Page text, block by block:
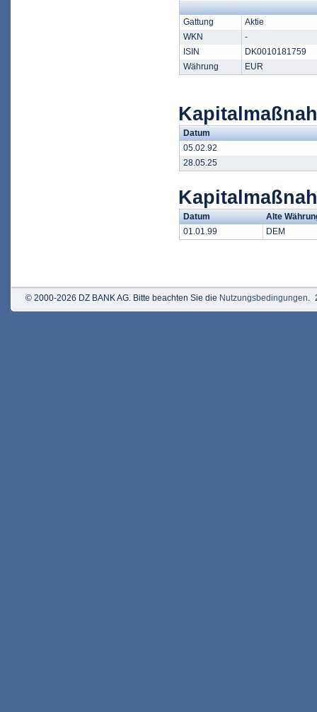
Gattung
Aktie
WKN
-
ISIN
DK0010181759
Währung
EUR
Datum
05.02.92
28.05.25
Datum
Alte
01.01.99
DEM
© 2000-2026 DZ BANK AG. Bitte beachten Sie die Nutzungsbedingungen.